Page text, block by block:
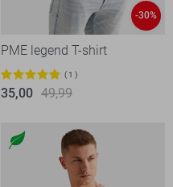
-30%
PME legend T-shirt
1
35,00 49,99